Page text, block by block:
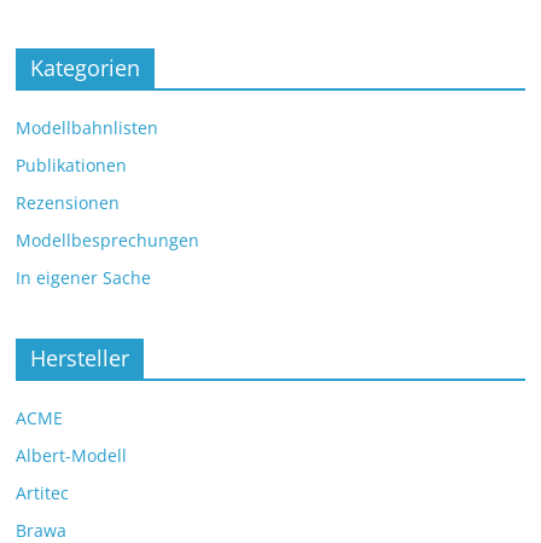
Kategorien
Modellbahnlisten
Publikationen
Rezensionen
Modellbesprechungen
In eigener Sache
Hersteller
ACME
Albert-Modell
Artitec
Brawa